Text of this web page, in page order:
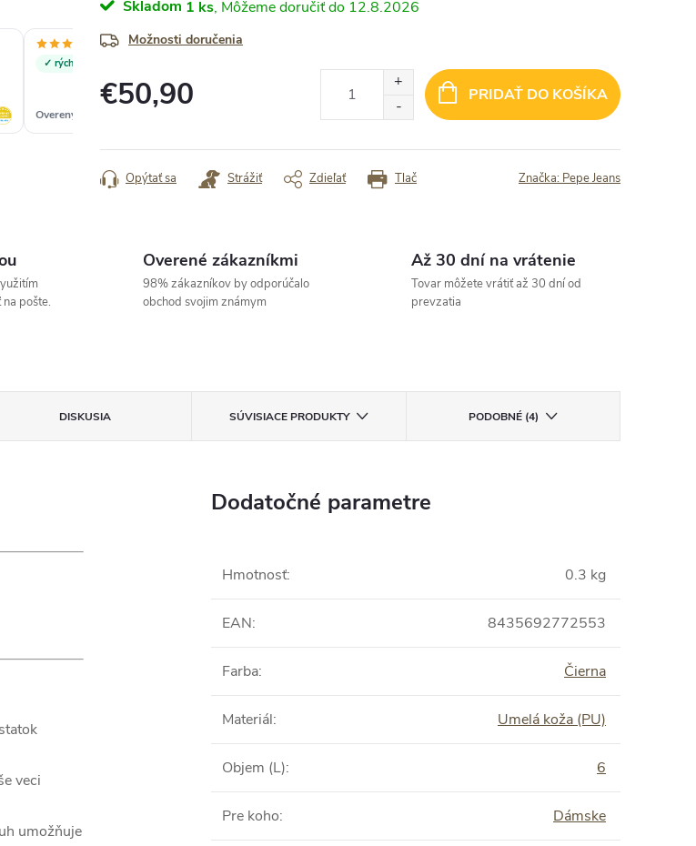
✓ rýchlosť dodania
Overený zákazník
Skladom 1 ks 12.8.2026
Možnosti doručenia
€50,90 PRIDAŤ DO KOŠÍKA
Tlač
Opýtať sa Strážiť Zdieľať Značka: Pepe Jeans
pošte.
Overené zákazníkmi
98% zákazníkov by odporúčalo
obchod svojim známym
Až 30 dní na vrátenie
Tovar môžete vrátiť až 30 dní od
prevzatia
DISKUSIA SÚVISIACE PRODUKTY PODOBNÉ (4)
veci
umožňuje
Dodatočné parametre
Hmotnosť: 0.3 kg
EAN: 8435692772553
Farba: Čierna
Materiál: Umelá koža (PU)
Objem (L): 6
Pre koho: Dámske